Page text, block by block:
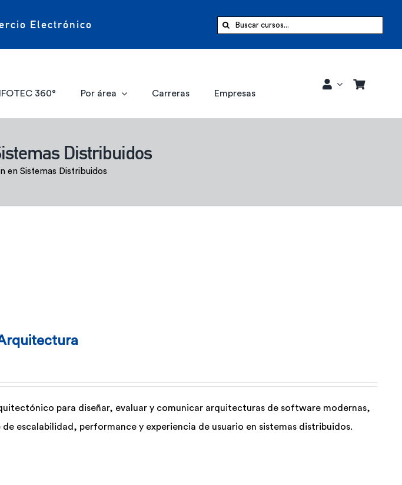
Electrónico Buscar:
360° Por área Carreras Empresas
Distribuidos
en Sistemas Distribuidos
para diseñar, evaluar y comunicar arquitecturas de software modernas,
escalabilidad, performance y experiencia de usuario en sistemas distribuidos.